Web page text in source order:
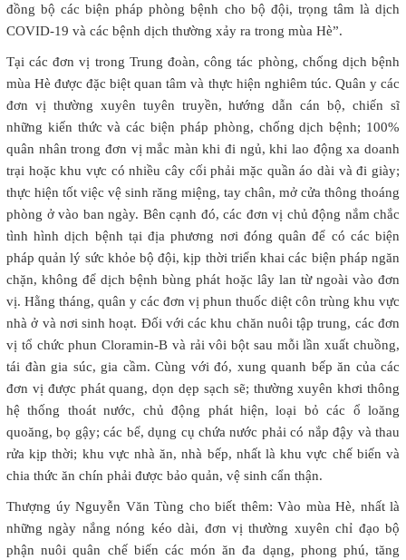
đồng bộ các biện pháp phòng bệnh cho bộ đội, trọng tâm là dịch
COVID-19 và các bệnh dịch thường xảy ra trong mùa Hè”.
Tại các đơn vị trong Trung đoàn, công tác phòng, chống dịch bệnh
mùa Hè được đặc biệt quan tâm và thực hiện nghiêm túc. Quân y các
đơn vị thường xuyên tuyên truyền, hướng dẫn cán bộ, chiến sĩ
những kiến thức và các biện pháp phòng, chống dịch bệnh; 100%
quân nhân trong đơn vị mắc màn khi đi ngủ, khi lao động xa doanh
trại hoặc khu vực có nhiều cây cối phải mặc quần áo dài và đi giày;
thực hiện tốt việc vệ sinh răng miệng, tay chân, mở cửa thông thoáng
phòng ở vào ban ngày. Bên cạnh đó, các đơn vị chủ động nắm chắc
tình hình dịch bệnh tại địa phương nơi đóng quân để có các biện
pháp quản lý sức khỏe bộ đội, kịp thời triển khai các biện pháp ngăn
chặn, không để dịch bệnh bùng phát hoặc lây lan từ ngoài vào đơn
vị. Hằng tháng, quân y các đơn vị phun thuốc diệt côn trùng khu vực
nhà ở và nơi sinh hoạt. Đối với các khu chăn nuôi tập trung, các đơn
vị tổ chức phun Cloramin-B và rải vôi bột sau mỗi lần xuất chuồng,
tái đàn gia súc, gia cầm. Cùng với đó, xung quanh bếp ăn của các
đơn vị được phát quang, dọn dẹp sạch sẽ; thường xuyên khơi thông
hệ thống thoát nước, chủ động phát hiện, loại bỏ các ổ loăng
quoăng, bọ gậy; các bể, dụng cụ chứa nước phải có nắp đậy và thau
rửa kịp thời; khu vực nhà ăn, nhà bếp, nhất là khu vực chế biến và
chia thức ăn chín phải được bảo quản, vệ sinh cẩn thận.
Thượng úy Nguyễn Văn Tùng cho biết thêm: Vào mùa Hè, nhất là
những ngày nắng nóng kéo dài, đơn vị thường xuyên chỉ đạo bộ
phận nuôi quân chế biến các món ăn đa dạng, phong phú, tăng